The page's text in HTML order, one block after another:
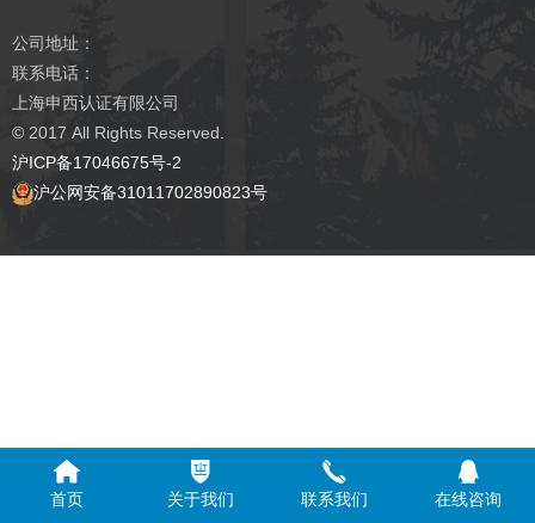
公司地址：
联系电话：
上海申西认证有限公司
© 2017 All Rights Reserved.
沪ICP备17046675号-2
沪公网安备31011702890823号
首页 关于我们 联系我们 在线咨询